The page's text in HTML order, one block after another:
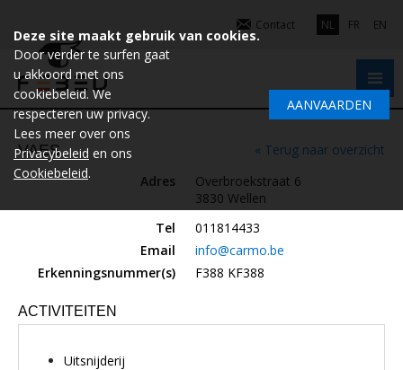
Contact NL FR EN
« Terug naar overzicht
VAES
Adres
Overbroekstraat 6
3830 Wellen
Tel
011814433
Email
info@carmo.be
Erkenningsnummer(s)
F388 KF388
ACTIVITEITEN
Uitsnijderij
Deze site maakt gebruik van cookies.
Door verder te surfen gaat
u akkoord met ons
cookiebeleid. We
respecteren uw privacy.
Lees meer over ons
Privacybeleid en ons
Cookiebeleid.
AANVAARDEN